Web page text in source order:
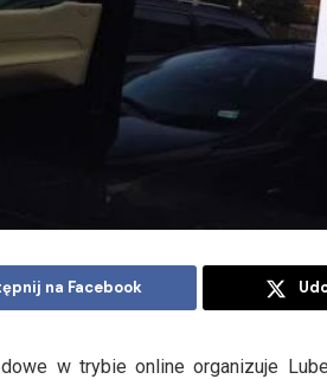
na Facebook
w trybie online organizuje